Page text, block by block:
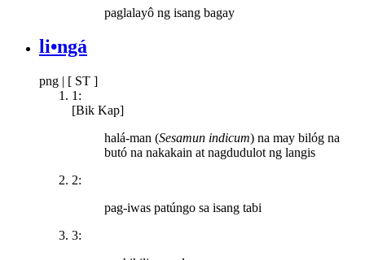
paglalayô ng isang bagay
li•ngá
png | [ ST ]
1:
[Bik Kap]
halá-man (Sesamun indicum) na may bilóg na
butó na nakakain at nagdudulot ng langis
2:
pag-iwas patúngo sa isang tabi
3: